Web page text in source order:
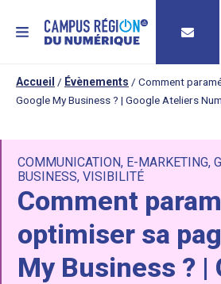
MENU
Accueil / Évènements / Comment
Google My Business ? | Google Ateliers
COMMUNICATION, E-MARKETING,
BUSINESS, VISIBILITÉ
Comment
optimiser sa
My Business ? |